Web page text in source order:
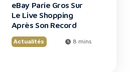
eBay Parie Gros Sur
Le Live Shopping
Après Son Record
Actualités 8 mins